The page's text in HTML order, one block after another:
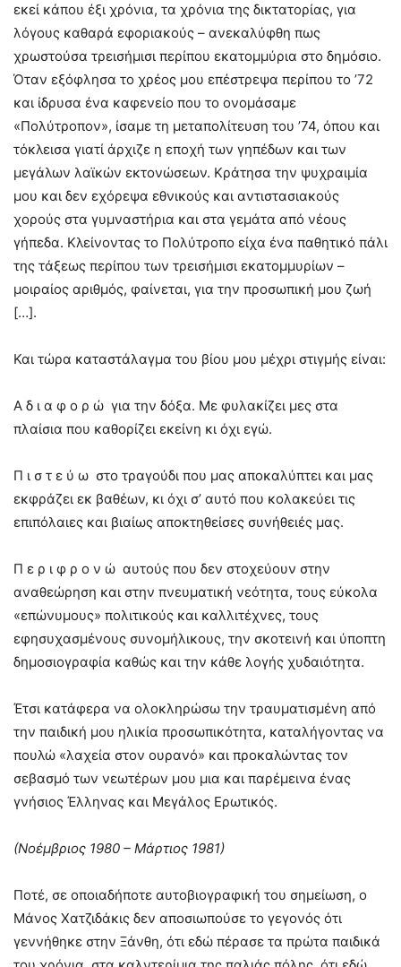
εκεί κάπου έξι χρόνια, τα χρόνια της δικτατορίας, για
λόγους καθαρά εφοριακούς – ανεκαλύφθη πως
χρωστούσα τρεισήμισι περίπου εκατομμύρια στο δημόσιο.
Όταν εξόφλησα το χρέος μου επέστρεψα περίπου το ’72
και ίδρυσα ένα καφενείο που το ονομάσαμε
«Πολύτροπον», ίσαμε τη μεταπολίτευση του ’74, όπου και
τόκλεισα γιατί άρχιζε η εποχή των γηπέδων και των
μεγάλων λαϊκών εκτονώσεων. Κράτησα την ψυχραιμία
μου και δεν εχόρεψα εθνικούς και αντιστασιακούς
χορούς στα γυμναστήρια και στα γεμάτα από νέους
γήπεδα. Κλείνοντας το Πολύτροπο είχα ένα παθητικό πάλι
της τάξεως περίπου των τρεισήμισι εκατομμυρίων –
μοιραίος αριθμός, φαίνεται, για την προσωπική μου ζωή
[…].
Και τώρα καταστάλαγμα του βίου μου μέχρι στιγμής είναι:
Α δ ι α φ ο ρ ώ για την δόξα. Με φυλακίζει μες στα
πλαίσια που καθορίζει εκείνη κι όχι εγώ.
Π ι σ τ ε ύ ω στο τραγούδι που μας αποκαλύπτει και μας
εκφράζει εκ βαθέων, κι όχι σ’ αυτό που κολακεύει τις
επιπόλαιες και βιαίως αποκτηθείσες συνήθειές μας.
Π ε ρ ι φ ρ ο ν ώ αυτούς που δεν στοχεύουν στην
αναθεώρηση και στην πνευματική νεότητα, τους εύκολα
«επώνυμους» πολιτικούς και καλλιτέχνες, τους
εφησυχασμένους συνομήλικους, την σκοτεινή και ύποπτη
δημοσιογραφία καθώς και την κάθε λογής χυδαιότητα.
Έτσι κατάφερα να ολοκληρώσω την τραυματισμένη από
την παιδική μου ηλικία προσωπικότητα, καταλήγοντας να
πουλώ «λαχεία στον ουρανό» και προκαλώντας τον
σεβασμό των νεωτέρων μου μια και παρέμεινα ένας
γνήσιος Έλληνας και Μεγάλος Ερωτικός.
(Νοέμβριος 1980 – Μάρτιος 1981)
Ποτέ, σε οποιαδήποτε αυτοβιογραφική του σημείωση, ο
Μάνος Χατζιδάκις δεν αποσιωπούσε το γεγονός ότι
γεννήθηκε στην Ξάνθη, ότι εδώ πέρασε τα πρώτα παιδικά